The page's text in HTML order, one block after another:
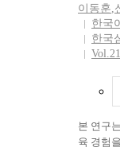
이동훈,
한국
한국
본 연구
육 경험